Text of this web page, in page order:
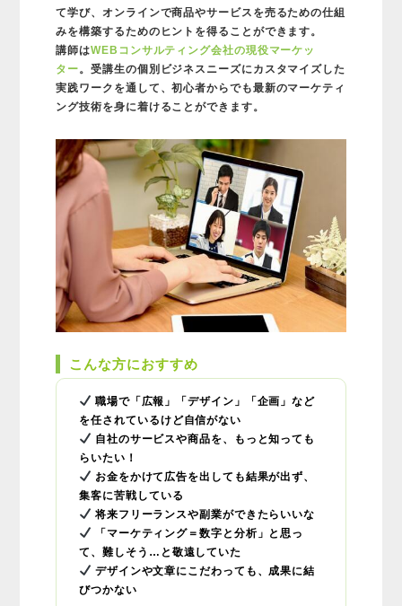
て学び、オンラインで商品やサービスを売るための仕組
みを構築するためのヒントを得ることができます。
講師はWEBコンサルティング会社の現役マーケッ
ター。受講生の個別ビジネスニーズにカスタマイズした
実践ワークを通して、初心者からでも最新のマーケティ
ング技術を身に着けることができます。
こんな方におすすめ
職場で「広報」「デザイン」「企画」など
を任されているけど自信がない
自社のサービスや商品を、もっと知っても
らいたい！
お金をかけて広告を出しても結果が出ず、
集客に苦戦している
将来フリーランスや副業ができたらいいな
「マーケティング＝数字と分析」と思っ
て、難しそう…と敬遠していた
デザインや文章にこだわっても、成果に結
びつかない